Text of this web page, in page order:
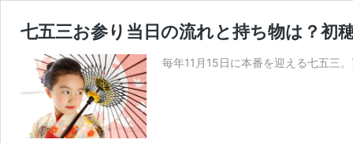
七五三お参り当日の流れと持ち物は？初
毎年11月15日に本番を迎える七五三